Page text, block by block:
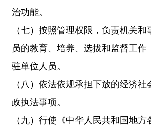
治功能。
（七）按照管理权限，负责机关和
员的教育、培养、选拔和监督工作
驻单位人员。
（八）依法依规承担下放的经济
政执法事项。
（九）行使《中华人民共和国地